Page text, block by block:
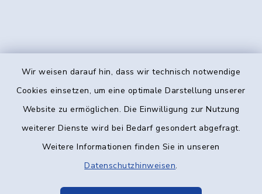
Wir weisen darauf hin, dass wir technisch notwendige
Cookies einsetzen, um eine optimale Darstellung unserer
Website zu ermöglichen. Die Einwilligung zur Nutzung
weiterer Dienste wird bei Bedarf gesondert abgefragt.
Weitere Informationen finden Sie in unseren
Datenschutzhinweisen.
Kontakt
Datenschutz